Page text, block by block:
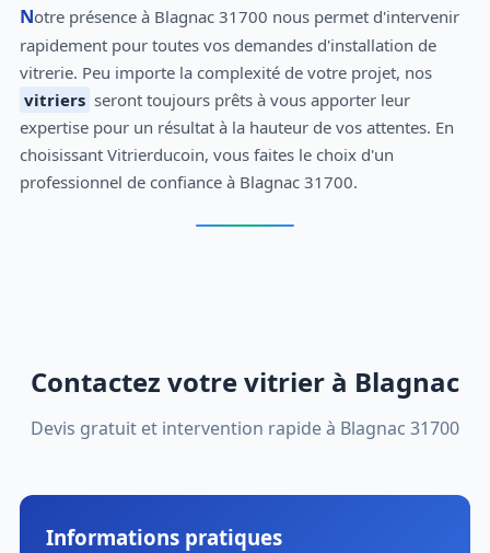
Notre présence à Blagnac 31700 nous permet d'intervenir
rapidement pour toutes vos demandes d'installation de
vitrerie. Peu importe la complexité de votre projet, nos
vitriers seront toujours prêts à vous apporter leur
expertise pour un résultat à la hauteur de vos attentes. En
choisissant Vitrierducoin, vous faites le choix d'un
professionnel de confiance à Blagnac 31700.
Contactez votre vitrier à Blagnac
Devis gratuit et intervention rapide à Blagnac 31700
Informations pratiques